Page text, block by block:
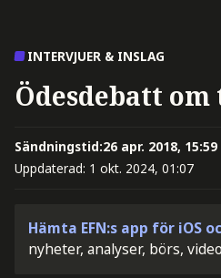
INTERVJUER & INSLAG
Ödesdebatt
Sändningstid:26 apr. 2018, 15:59
Uppdaterad: 1 okt. 2024, 01:07
Hämta EFN:s app för iOS
nyheter, analyser, börs,